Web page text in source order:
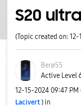
S20
(Topic created on:
Berø55
Active Level
‎12-15-2024 09:47 PM
Lacivert ) in